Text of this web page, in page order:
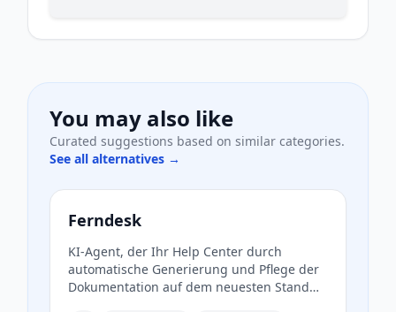
You may also like
Curated suggestions based on similar categories.
See all alternatives →
Ferndesk
KI-Agent, der Ihr Help Center durch
automatische Generierung und Pflege der
Dokumentation auf dem neuesten Stand